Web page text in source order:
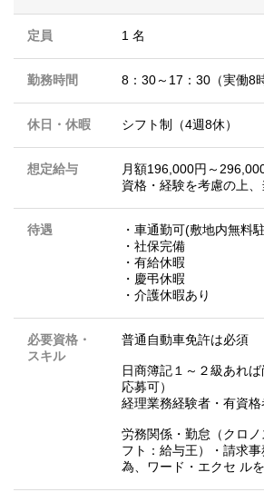
定員 1 名
勤務時間 8：30～17：30（実働8
休日・休暇 シフト制（4週8休）
想定給与
月額196,000円～
資格・経験を考慮の上
待遇
・車通勤可(敷地内無料
・社保完備
・有給休暇
・慶弔休暇
・介護休暇あり
必要資格・
スキル
普通自動車免許は必須
日商簿記１～２級あれ
応募可）
経理業務経験者・有資格
労務関係・勤怠（クロ
フト：給与王）・請求
為、ワード・エクセ ルを